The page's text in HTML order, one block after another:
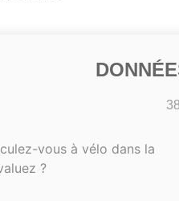
vous à vélo dans la
?